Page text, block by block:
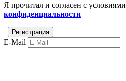
Я прочитал и согласен с условиями
конфиденциальности
E-Mail